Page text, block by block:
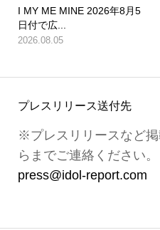
I MY ME MINE 2026年8月5
日付で広...
2026.08.05
プレスリリース送付先
※プレスリリースなど
らまでご連絡ください。
press@idol-report.com